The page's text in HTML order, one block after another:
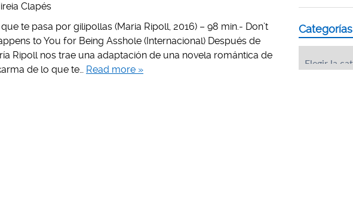
Clapés
te pasa por gilipollas (Maria Ripoll, 2016) – 98 min.- Don’t
to You for Being Asshole (Internacional) Después de
Ripoll nos trae una adaptación de una novela romántica de
de lo que te… Read more »
Categorías